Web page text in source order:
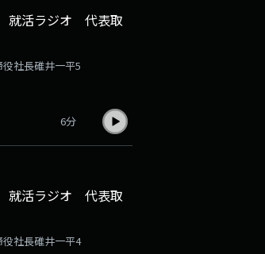
就活ラジオ 代表取
社長碓井一平5
6分
就活ラジオ 代表取
社長碓井一平4